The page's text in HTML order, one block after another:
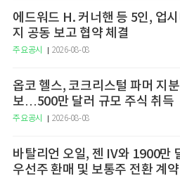
에드워드 H. 커너핸 등 5인, 업
지 공동 보고 협약 체결
주요공시 2026-08-08
옵코 헬스, 코크리스털 파머 지
보…500만 달러 규모 주식 취득
주요공시 2026-08-08
바탈리언 오일, 젠 IV와 1900만
우선주 환매 및 보통주 전환 계